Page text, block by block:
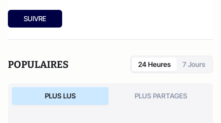
SUIVRE
POPULAIRES 24 Heures 7 Jours
PLUS LUS PLUS PARTAGES